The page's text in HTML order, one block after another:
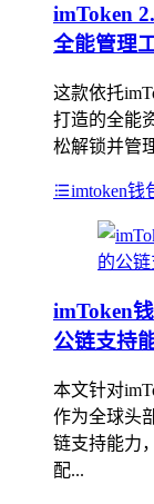
imToken
全能管理
这款依托
打造的全能
松解锁并管
imtoken钱
imToken
公链支持
本文针对
作为全球头
链支持能力
配...